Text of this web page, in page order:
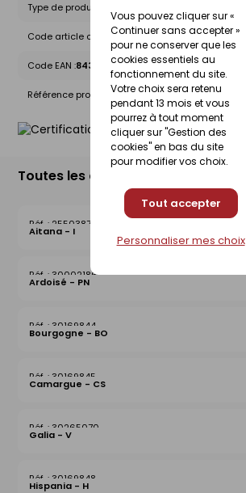
Vous pouvez cliquer sur «
Continuer sans accepter »
pour ne conserver que les
cookies essentiels au
fonctionnement du site.
Votre choix sera retenu
pendant 13 mois et vous
pourrez à tout moment
cliquer sur "Gestion des
cookies" en bas du site
pour modifier vos choix.
Tout accepter
Personnaliser mes choix
Type de produit :
Code article chez le fournisseur :Q02J
Code EAN :8433002007548
Référence produit nationale Gedimat :25503883
Toutes les déclinaisons
25503876
Aitana - I
30002186
Ardoisé - PN
30169844
Bourgogne - BO
30169845
Camargue - CS
30265070
Galia - V
30169848
Hispania - H